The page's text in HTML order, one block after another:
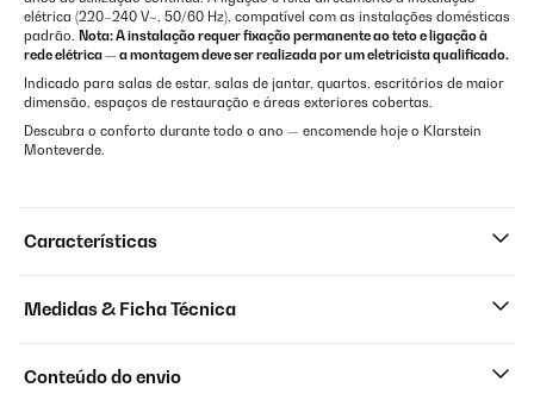
elétrica (220–240 V~, 50/60 Hz), compatível com as instalações domésticas
padrão. Nota: A instalação requer fixação permanente ao teto e ligação à
rede elétrica — a montagem deve ser realizada por um eletricista qualificado.
Indicado para salas de estar, salas de jantar, quartos, escritórios de maior
dimensão, espaços de restauração e áreas exteriores cobertas.
Descubra o conforto durante todo o ano — encomende hoje o Klarstein
Monteverde.
Características
Medidas & Ficha Técnica
Conteúdo do envio